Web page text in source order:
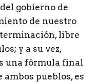
gobierno de
de nuestro
libre
y a su vez,
una fórmula final
pueblos, es